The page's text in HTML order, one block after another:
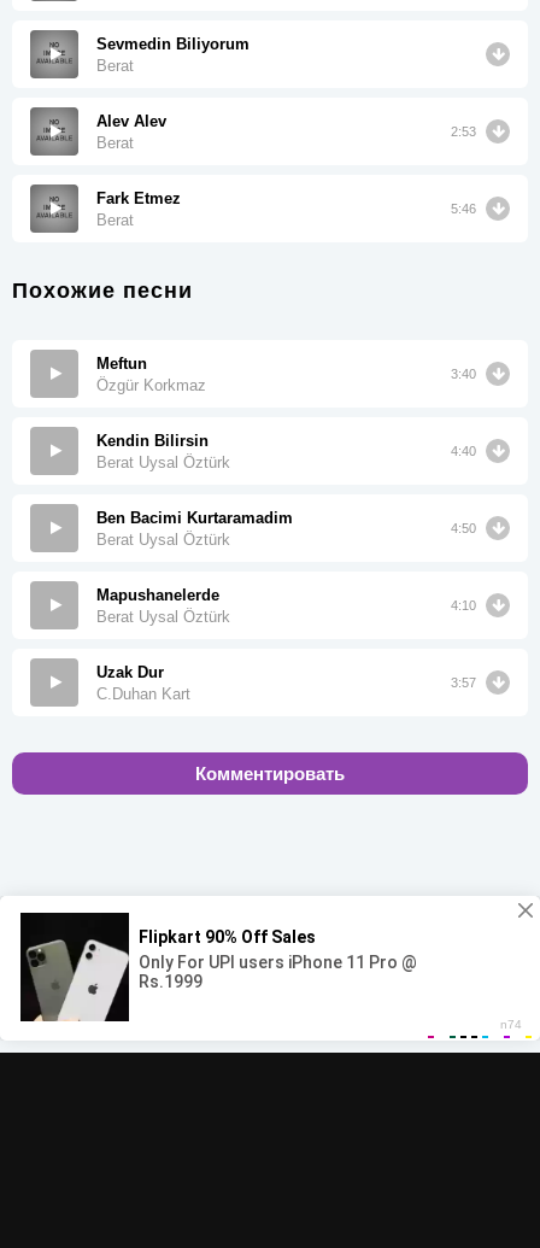
Sevmedin Biliyorum
Berat
Alev Alev
Berat
2:53
Fark Etmez
Berat
5:46
Похожие песни
Meftun
Özgür Korkmaz
3:40
Kendin Bilirsin
Berat Uysal Öztürk
4:40
Ben Bacimi Kurtaramadim
Berat Uysal Öztürk
4:50
Mapushanelerde
Berat Uysal Öztürk
4:10
Uzak Dur
C.Duhan Kart
3:57
Комментировать
00:00